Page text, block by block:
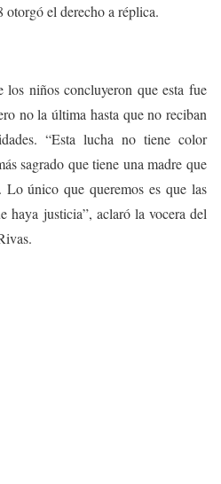
el derecho a réplica.
los niños concluyeron que esta fue
no la última hasta que no reciban
“Esta lucha no tiene color
sagrado que tiene una madre que
único que queremos es que las
haya justicia”, aclaró la vocera del